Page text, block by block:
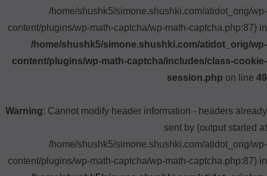
/home/shushk5/simone.shushki.com/atidot_orig/wp-
content/plugins/wp-math-captcha/wp-math-captcha.php:87) in
/home/shushk5/simone.shushki.com/atidot_orig/wp-
content/plugins/wp-math-captcha/includes/class-cookie-
session.php on line 49
Warning: Cannot modify header information - headers already
sent by (output started at
/home/shushk5/simone.shushki.com/atidot_orig/wp-
content/plugins/wp-math-captcha/wp-math-captcha.php:87) in